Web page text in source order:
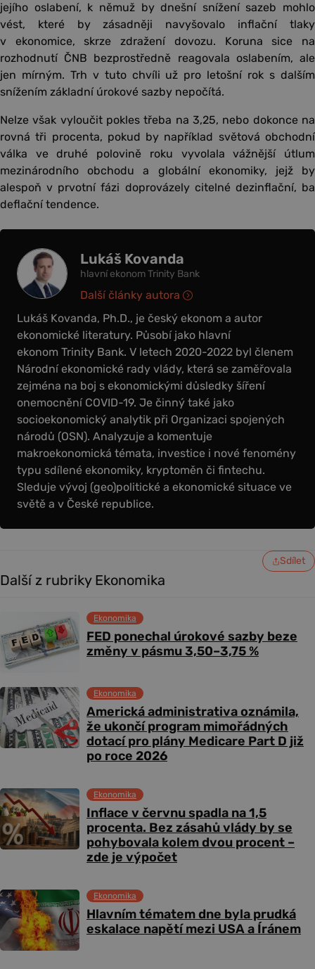
jejího oslabení, k němuž by dnešní snížení sazeb mohlo
vést, které by zásadněji navyšovalo inflační tlaky
v ekonomice, skrze zdražení dovozu. Koruna sice na
rozhodnutí ČNB bezprostředně reagovala oslabením, ale
jen mírným. Trh v tuto chvíli už pro letošní rok s dalším
snížením základní úrokové sazby nepočítá.
Nelze však vyloučit pokles třeba na 3,25, nebo dokonce na
rovná tři procenta, pokud by například světová obchodní
válka ve druhé polovině roku vyvolala vážnější útlum
mezinárodního obchodu a globální ekonomiky, jejž by
alespoň v prvotní fázi doprovázely citelné dezinflační, ba
deflační tendence.
Lukáš Kovanda
hlavní ekonom Trinity Bank
Lukáš Kovanda, Ph.D., je český ekonom a autor
ekonomické literatury. Působí jako hlavní
ekonom Trinity Bank. V letech 2020-2022 byl členem
Národní ekonomické rady vlády, která se zaměřovala
zejména na boj s ekonomickými důsledky šíření
onemocnění COVID-19. Je činný také jako
socioekonomický analytik při Organizaci spojených
národů (OSN). Analyzuje a komentuje
makroekonomická témata, investice i nové fenomény
typu sdílené ekonomiky, kryptoměn či fintechu.
Sleduje vývoj (geo)politické a ekonomické situace ve
světě a v České republice.
Další články autora
Sdílet
Další z rubriky Ekonomika
FED ponechal úrokové sazby beze
změny v pásmu 3,50–3,75 %
Ekonomika
Americká administrativa oznámila,
že ukončí program mimořádných
dotací pro plány Medicare Part D již
po roce 2026
Ekonomika
Inflace v červnu spadla na 1,5
procenta. Bez zásahů vlády by se
pohybovala kolem dvou procent –
zde je výpočet
Ekonomika
Hlavním tématem dne byla prudká
eskalace napětí mezi USA a Íránem
Ekonomika